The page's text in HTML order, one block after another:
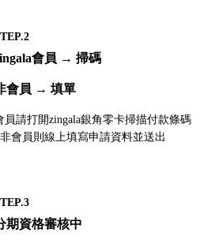
會員 → 掃碼
會員 → 填單
員請打開zingala銀角零卡掃描付款條碼
會員則線上填寫申請資料並送出
期資格審核中